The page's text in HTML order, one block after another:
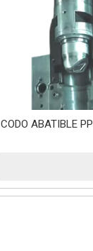
CODO ABATIBLE